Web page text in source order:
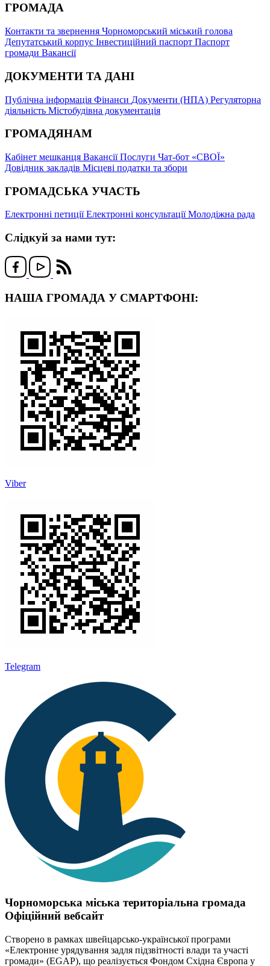
ГРОМАДА
Контакти та звернення Чорноморський міський голова
Депутатський корпус Інвестиційний паспорт Паспорт
громади Вакансії
ДОКУМЕНТИ ТА ДАНІ
Публічна інформація Фінанси Документи (НПА) Регуляторна
діяльність Містобудівна документація
ГРОМАДЯНАМ
Кабінет мешканця ВакансіїПослуги Чат-бот «СВОЇ»
Довідник закладів Місцеві податки та збори
ГРОМАДСЬКА УЧАСТЬ
Електронні петиціїЕлектронні консультаціїМолодіжна рада
Слідкуй за нами тут:
НАША ГРОМАДА У СМАРТФОНІ:
Viber
Telegram
Чорноморська міська територіальна громада
Офіційний вебсайт
Створено в рамках швейцарсько-української програми
«Електронне урядування задля підзвітності влади та участі
громади» (EGAP), що реалізується Фондом Східна Європа у